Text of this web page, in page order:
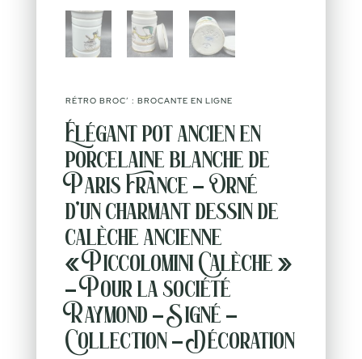
RÉTRO BROC’ : BROCANTE EN LIGNE
Élégant pot ancien en
porcelaine blanche de
Paris France – Orné
d’un charmant dessin de
calèche ancienne
« Piccolomini Calèche »
– Pour la société
Raymond – Signé –
Collection – Décoration